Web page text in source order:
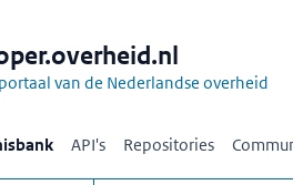
van de Nederlandse overheid
API's Repositories